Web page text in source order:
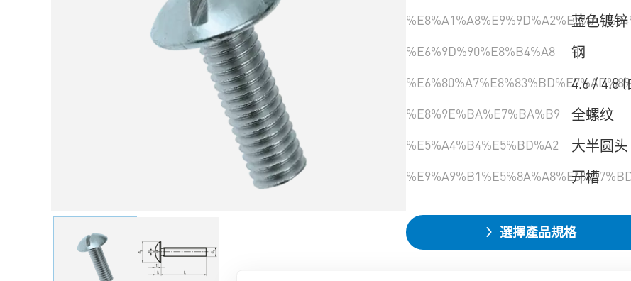
蓝色镀锌
%E6%9D%90%E8%B4%A8 钢
4.6 / 4.8
%E8%9E%BA%E7%BA%B9 全螺纹
%E5%A4%B4%E5%BD%A2 大半圆头
开槽
選擇產品規格